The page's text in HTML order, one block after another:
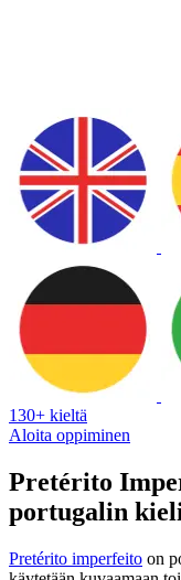
130+ kieltä
Aloita oppiminen
Pretérito
portugalin
Pretérito imperfeito on